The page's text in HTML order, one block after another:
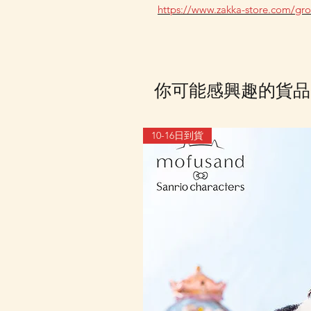
https://www.zakka-store.com/
你可能感興趣的貨品
10-16日到貨